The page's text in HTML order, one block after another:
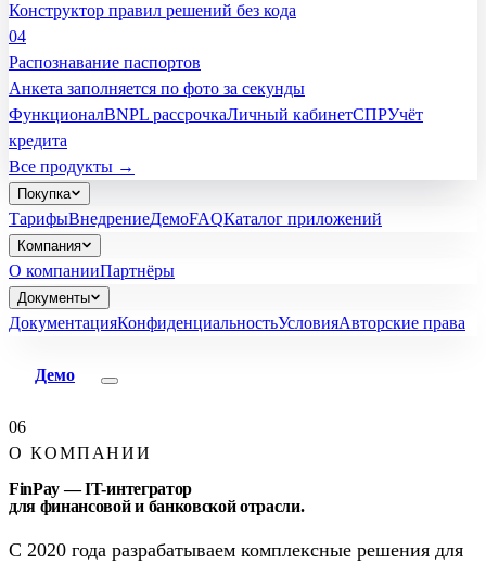
Конструктор правил решений без кода
04
Распознавание паспортов
Анкета заполняется по фото за секунды
ФункционалBNPL рассрочкаЛичный кабинетСПРУчёт
кредита
Все продукты →
Покупка
ТарифыВнедрениеДемоFAQКаталог приложений
Компания
О компанииПартнёры
Документы
ДокументацияКонфиденциальностьУсловияАвторские права
Демо
06
О КОМПАНИИ
FinPay — IT-интегратор
для финансовой и банковской отрасли.
С 2020 года разрабатываем комплексные решения для